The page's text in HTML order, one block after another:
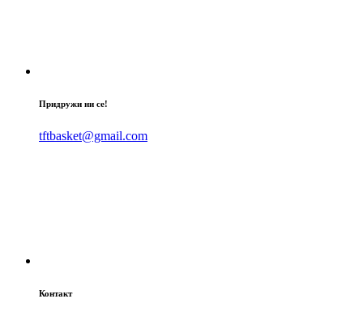
Придружи ни се!
tftbasket@gmail.com
Контакт